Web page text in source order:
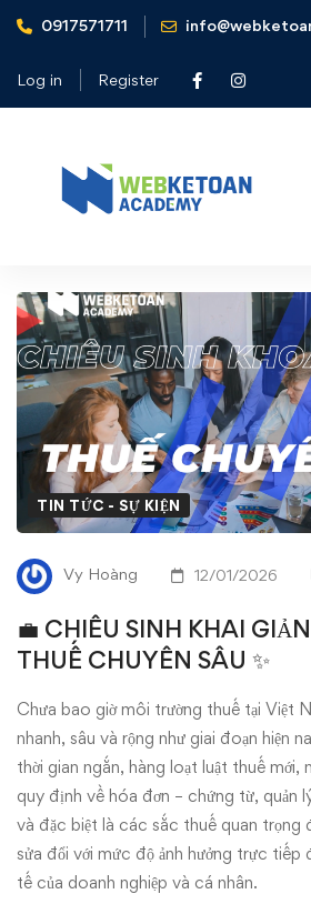
0917571711
Log in Register
Home
Tin tức - Sự kiện
CHUYÊN SÂU ✨
💼
CHIÊU
SINH
KHAI
GIẢNG
KHOÁ
HỌC:
THUẾ
CHUYÊN
SÂU
✨
TIN TỨC - SỰ KIỆN
Vy Hoàng 12/01/2026
💼 CHIÊU SINH KHAI
THUẾ CHUYÊN SÂU ✨
Chưa bao giờ môi trường thuế tại Việt
nhanh, sâu và rộng như giai đoạn hiện
thời gian ngắn, hàng loạt luật thuế
quy định về hóa đơn – chứng từ, quản
và đặc biệt là các sắc thuế quan trọng
sửa đổi với mức độ ảnh hưởng trực tiếp
tế của doanh nghiệp và cá nhân.